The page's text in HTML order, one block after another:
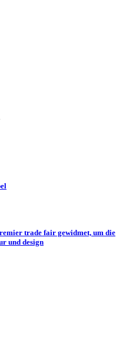
trade fair gewidmet, um die
und design